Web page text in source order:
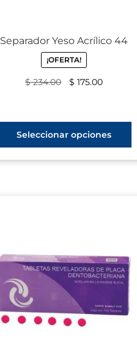
Separador Yeso Acrílico 44
¡OFERTA!
$234.00 $ 175.00
Seleccionar opciones